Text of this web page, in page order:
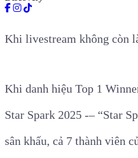
Khi livestream không còn
Khi danh hiệu Top 1
Star Spark 2025 -– “Star
sân khấu, cả 7 thành viên